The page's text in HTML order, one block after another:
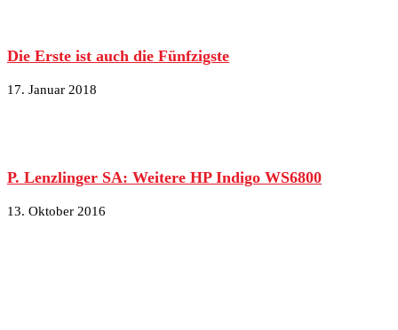
Die Erste ist auch die Fünfzigste
17. Januar 2018
P. Lenzlinger SA: Weitere HP Indigo WS6800
13. Oktober 2016